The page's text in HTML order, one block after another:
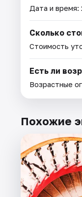
Дата и время:
Сколько
Стоимость
Есть ли
Возрастные
Похожие